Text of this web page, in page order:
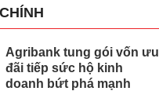
Agribank tung gói vốn ưu
đãi tiếp sức hộ kinh
doanh bứt phá mạnh